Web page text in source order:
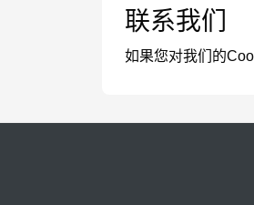
联系我们
如果您对我们的